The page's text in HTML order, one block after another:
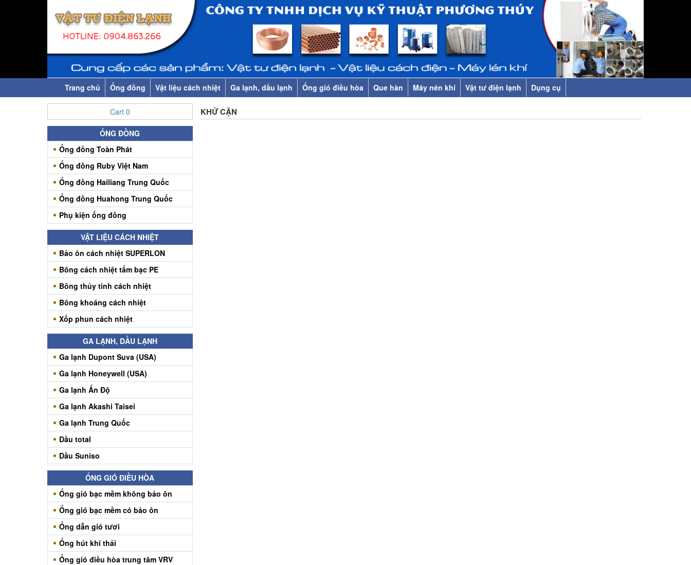
Trang chủ Ống đồng Vật liệu cách nhiệt Ga lạnh, dầu lạnh Ống gió điều hòa Que hàn Máy nén khí Vật tư điện lạnh Dụng cụ
Cart 0
ỐNG ĐỒNG
Ống đồng Toàn Phát
Ống đồng Ruby Việt Nam
Ống đồng Hailiang Trung Quốc
Ống đồng Huahong Trung Quốc
Phụ kiện ống đồng
VẬT LIỆU CÁCH NHIỆT
Bảo ôn cách nhiệt SUPERLON
Bông cách nhiệt tấm bạc PE
Bông thủy tinh cách nhiệt
Bông khoáng cách nhiệt
Xốp phun cách nhiệt
GA LẠNH, DẦU LẠNH
Ga lạnh Dupont Suva (USA)
Ga lạnh Honeywell (USA)
Ga lạnh Ấn Độ
Ga lạnh Akashi Taisei
Ga lạnh Trung Quốc
Dầu total
Dầu Suniso
ỐNG GIÓ ĐIỀU HÒA
Ống gió bạc mềm không bảo ôn
Ống gió bạc mềm có bảo ôn
Ống dẫn gió tươi
Ống hút khí thải
Ống gió điều hòa trung tâm VRV
KHỬ CẶN